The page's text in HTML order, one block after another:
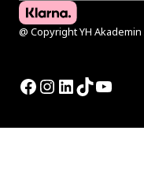
@ Copyright YH Akademin
Facebook
Instagram
LinkedIn
TikTok